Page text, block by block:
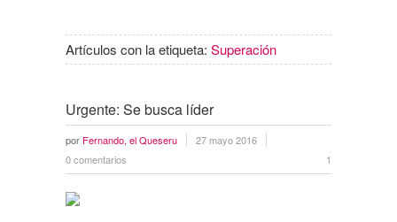
Artículos con la etiqueta: Superación
Urgente: Se busca líder
por Fernando, el Queseru
27 mayo 2016
0 comentarios
1